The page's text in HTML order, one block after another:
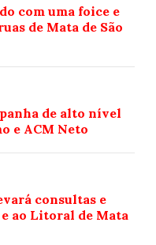
com uma foice e
de Mata de São
de alto nível
e ACM Neto
consultas e
ao Litoral de Mata